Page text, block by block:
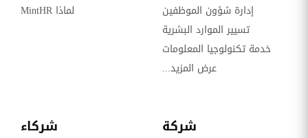
إدارة شؤون الموظفين
تسيير الموارد البشرية
خدمة تكنولوجيا المعلومات
عرض المزيد...
لماذا MintHR
شركة شركاء